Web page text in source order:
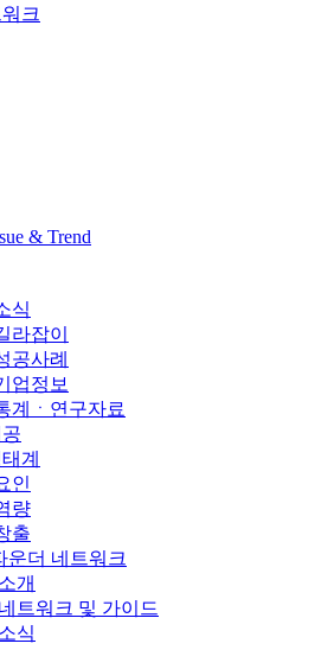
크
& Trend
식
라잡이
공사례
업정보
계ㆍ연구자료
계
인
량
출
운더 네트워크
개
트워크 및 가이드
식